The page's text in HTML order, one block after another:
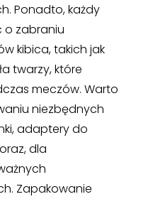
Ponadto, każdy
o zabraniu
kibica, takich jak
twarzy, które
meczów. Warto
niezbędnych
adaptery do
dla
Zapakowanie